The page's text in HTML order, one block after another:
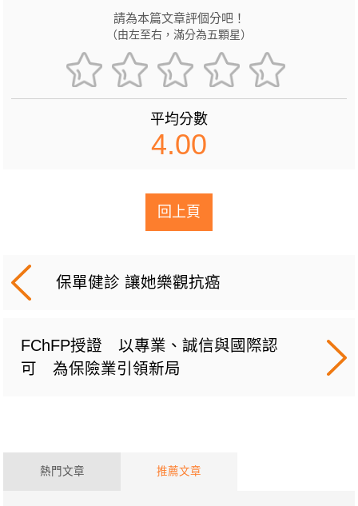
請為本篇文章評個分吧！
（由左至右，滿分為五顆星）
平均分數
4.00
回上頁
保單健診 讓她樂觀抗癌
FChFP授證 以專業、誠信與國際認
可 為保險業引領新局
熱門文章 推薦文章